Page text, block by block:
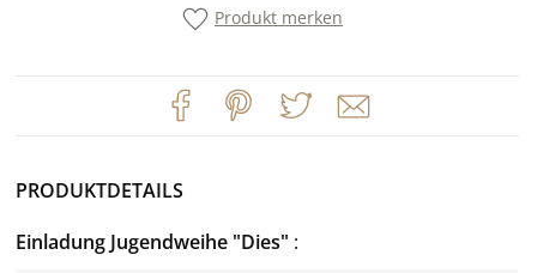
Produkt merken
PRODUKTDETAILS
Einladung Jugendweihe "Dies"